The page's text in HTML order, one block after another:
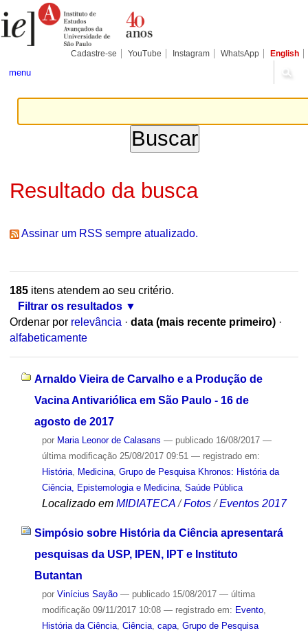
para
conteúdo.
Pessoais
Cadastre-se YouTube Instagram WhatsApp English
menu
Resultado da busca
Assinar um RSS sempre atualizado.
185itens atendem ao seu critério.
Filtrar os resultados
Ordenar por relevância · data (mais recente primeiro) ·
alfabeticamente
Arnaldo Vieira de Carvalho e a Produção de
Vacina Antivariólica em São Paulo - 16 de
agosto de 2017
por Maria Leonor de Calasans — publicado16/08/2017 —
última modificação25/08/2017 09:51 — registrado em:
História, Medicina, Grupo de Pesquisa Khronos: História da
Ciência, Epistemologia e Medicina, Saúde Pública
Localizado em MIDIATECA /Fotos /Eventos 2017
Simpósio sobre História da Ciência apresentará
pesquisas da USP, IPEN, IPT e Instituto
Butantan
por Vinícius Sayão — publicado15/08/2017 — última
modificação09/11/2017 10:08 — registrado em: Evento,
História da Ciência, Ciência, capa, Grupo de Pesquisa